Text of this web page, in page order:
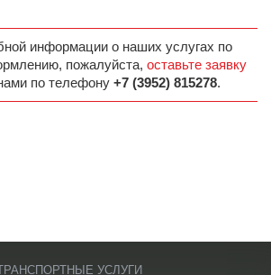
информации о наших услугах по
пожалуйста, оставьте заявку
по телефону +7 (3952) 815278.
УСЛУГИ